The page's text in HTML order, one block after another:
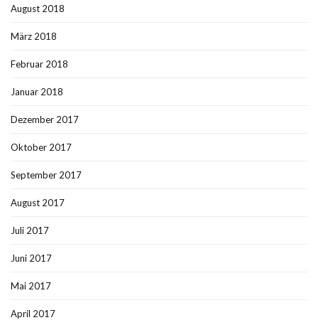
August 2018
März 2018
Februar 2018
Januar 2018
Dezember 2017
Oktober 2017
September 2017
August 2017
Juli 2017
Juni 2017
Mai 2017
April 2017